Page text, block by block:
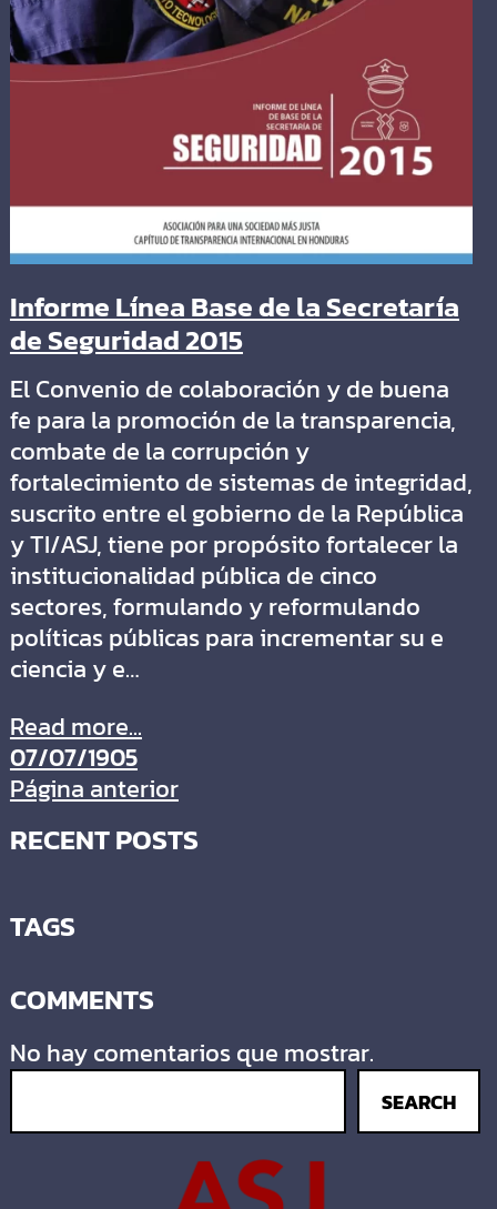
Informe Línea Base de la Secretaría
de Seguridad 2015
El Convenio de colaboración y de buena
fe para la promoción de la transparencia,
combate de la corrupción y
fortalecimiento de sistemas de integridad,
suscrito entre el gobierno de la República
y TI/ASJ, tiene por propósito fortalecer la
institucionalidad pública de cinco
sectores, formulando y reformulando
políticas públicas para incrementar su e
ciencia y e…
Read more...
07/07/1905
Página anterior
RECENT POSTS
TAGS
COMMENTS
No hay comentarios que mostrar.
SEARCH